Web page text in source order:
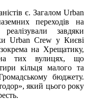
є. Загалом Urban
переходів на
завдяки
Urban Crew у Києві
на Хрещатику,
тих вулицях, що
кільця малого та
бюджету.
який цього року